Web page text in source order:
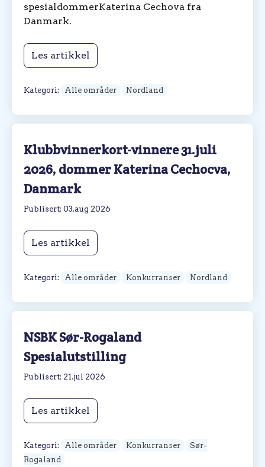
spesialdommerKaterina Cechova fra
Danmark.
Les artikkel
Kategori: Alle områder Nordland
Klubbvinnerkort-vinnere 31.juli
2026, dommer Katerina Cechocva,
Danmark
Publisert: 03.aug 2026
Les artikkel
Kategori: Alle områder Konkurranser Nordland
NSBK Sør-Rogaland
Spesialutstilling
Publisert: 21.jul 2026
Les artikkel
Kategori: Alle områder Konkurranser
Sør-
Rogaland